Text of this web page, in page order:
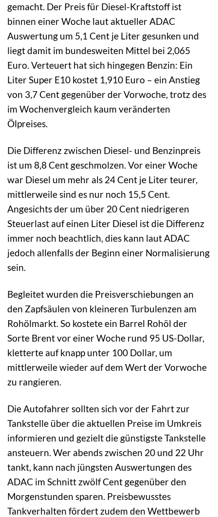
gemacht. Der Preis für Diesel-Kraftstoff ist
binnen einer Woche laut aktueller ADAC
Auswertung um 5,1 Cent je Liter gesunken und
liegt damit im bundesweiten Mittel bei 2,065
Euro. Verteuert hat sich hingegen Benzin: Ein
Liter Super E10 kostet 1,910 Euro – ein Anstieg
von 3,7 Cent gegenüber der Vorwoche, trotz des
im Wochenvergleich kaum veränderten
Ölpreises.
Die Differenz zwischen Diesel- und Benzinpreis
ist um 8,8 Cent geschmolzen. Vor einer Woche
war Diesel um mehr als 24 Cent je Liter teurer,
mittlerweile sind es nur noch 15,5 Cent.
Angesichts der um über 20 Cent niedrigeren
Steuerlast auf einen Liter Diesel ist die Differenz
immer noch beachtlich, dies kann laut ADAC
jedoch allenfalls der Beginn einer Normalisierung
sein.
Begleitet wurden die Preisverschiebungen an
den Zapfsäulen von kleineren Turbulenzen am
Rohölmarkt. So kostete ein Barrel Rohöl der
Sorte Brent vor einer Woche rund 95 US-Dollar,
kletterte auf knapp unter 100 Dollar, um
mittlerweile wieder auf dem Wert der Vorwoche
zu rangieren.
Die Autofahrer sollten sich vor der Fahrt zur
Tankstelle über die aktuellen Preise im Umkreis
informieren und gezielt die günstigste Tankstelle
ansteuern. Wer abends zwischen 20 und 22 Uhr
tankt, kann nach jüngsten Auswertungen des
ADAC im Schnitt zwölf Cent gegenüber den
Morgenstunden sparen. Preisbewusstes
Tankverhalten fördert zudem den Wettbewerb